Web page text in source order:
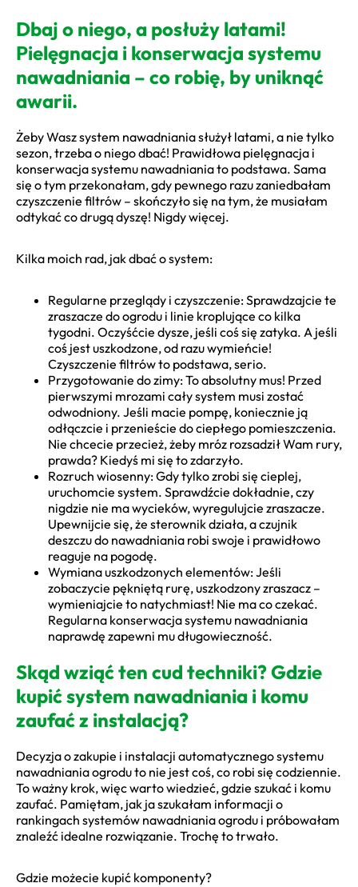
Dbaj o niego, a posłuży latami!
Pielęgnacja i konserwacja systemu
nawadniania – co robię, by uniknąć
awarii.
Żeby Wasz system nawadniania służył latami, a nie tylko
sezon, trzeba o niego dbać! Prawidłowa pielęgnacja i
konserwacja systemu nawadniania to podstawa. Sama
się o tym przekonałam, gdy pewnego razu zaniedbałam
czyszczenie filtrów – skończyło się na tym, że musiałam
odtykać co drugą dyszę! Nigdy więcej.
Kilka moich rad, jak dbać o system:
Regularne przeglądy i czyszczenie: Sprawdzajcie te
zraszacze do ogrodu i linie kroplujące co kilka
tygodni. Oczyśćcie dysze, jeśli coś się zatyka. A jeśli
coś jest uszkodzone, od razu wymieńcie!
Czyszczenie filtrów to podstawa, serio.
Przygotowanie do zimy: To absolutny mus! Przed
pierwszymi mrozami cały system musi zostać
odwodniony. Jeśli macie pompę, koniecznie ją
odłączcie i przenieście do ciepłego pomieszczenia.
Nie chcecie przecież, żeby mróz rozsadził Wam rury,
prawda? Kiedyś mi się to zdarzyło.
Rozruch wiosenny: Gdy tylko zrobi się cieplej,
uruchomcie system. Sprawdźcie dokładnie, czy
nigdzie nie ma wycieków, wyregulujcie zraszacze.
Upewnijcie się, że sterownik działa, a czujnik
deszczu do nawadniania robi swoje i prawidłowo
reaguje na pogodę.
Wymiana uszkodzonych elementów: Jeśli
zobaczycie pękniętą rurę, uszkodzony zraszacz –
wymieniajcie to natychmiast! Nie ma co czekać.
Regularna konserwacja systemu nawadniania
naprawdę zapewni mu długowieczność.
Skąd wziąć ten cud techniki? Gdzie
kupić system nawadniania i komu
zaufać z instalacją?
Decyzja o zakupie i instalacji automatycznego systemu
nawadniania ogrodu to nie jest coś, co robi się codziennie.
To ważny krok, więc warto wiedzieć, gdzie szukać i komu
zaufać. Pamiętam, jak ja szukałam informacji o
rankingach systemów nawadniania ogrodu i próbowałam
znaleźć idealne rozwiązanie. Trochę to trwało.
Gdzie możecie kupić komponenty?